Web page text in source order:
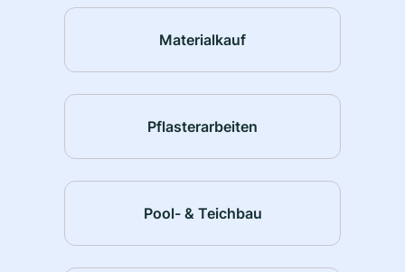
Materialkauf
Pflasterarbeiten
Pool- & Teichbau